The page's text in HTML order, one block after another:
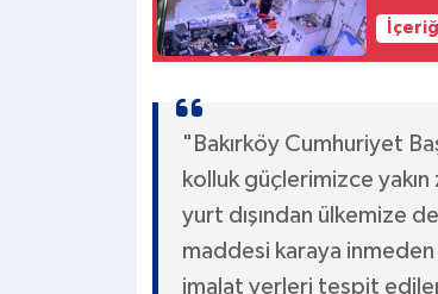
"Bakırköy Cumhuriyet
kolluk güçlerimizce
yurt dışından ülkemize
maddesi karaya
imalat yerleri tespit